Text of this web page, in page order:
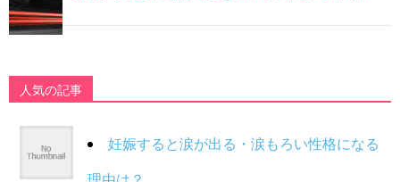
人気の記事
妊娠すると涙が出る・涙もろい性格になる